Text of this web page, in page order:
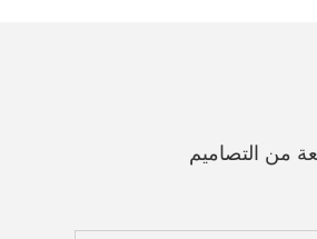
من التصاميم